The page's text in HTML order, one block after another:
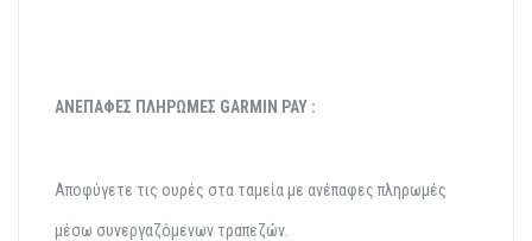
ΑΝΕΠΑΦΕΣ ΠΛΗΡΩΜΕΣ GARMIN PAY :
Αποφύγετε τις ουρές στα ταμεία με ανέπαφες πληρωμές
μέσω συνεργαζόμενων τραπεζών.